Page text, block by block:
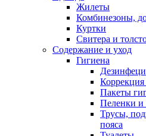
Жилеты
Комбинезоны,
Куртки
Свитера и
Содержание и уход
Гигиена
Пакеты
Пеленки и
Трусы,
пояса